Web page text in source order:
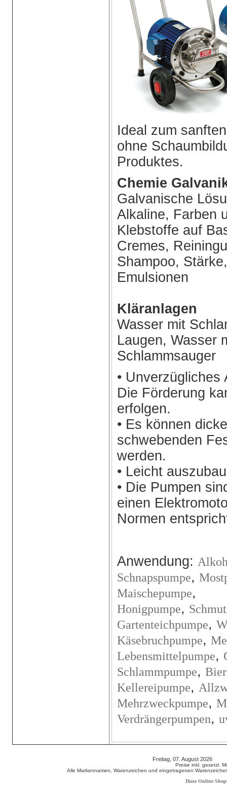
Ideal zum
ohne
Produktes.
Chemie
Galvanische
Alkaline, Farben
Klebstoffe auf
Cremes,
Shampoo,
Emulsionen
Kläranlagen
Wasser mit
Laugen, Wasser
Schlammsauger
•
Die Förderung
erfolgen.
• Es können
schwebenden
werden.
• Leicht
• Die Pumpen
einen
Normen
Anwendung:
Schnapspumpe,
Maischepumpe,
Honigpumpe,
Gartenteichpumpe,
Käsebruchpumpe,
Lebensmittelpumpe,
Schlammpumpe,
Kellereipumpe,
Mehrzweckpumpe,
Verdrängerpumpen,
Freitag, 07. August 2026
Preise inkl. gesetzl.
Alle Markennamen, Warenzeichen und eingetragenen
Diese Online